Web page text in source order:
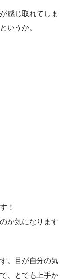
感じ取れてしま
いうか。
！
か気になります
。目が自分の気
、とても上手か